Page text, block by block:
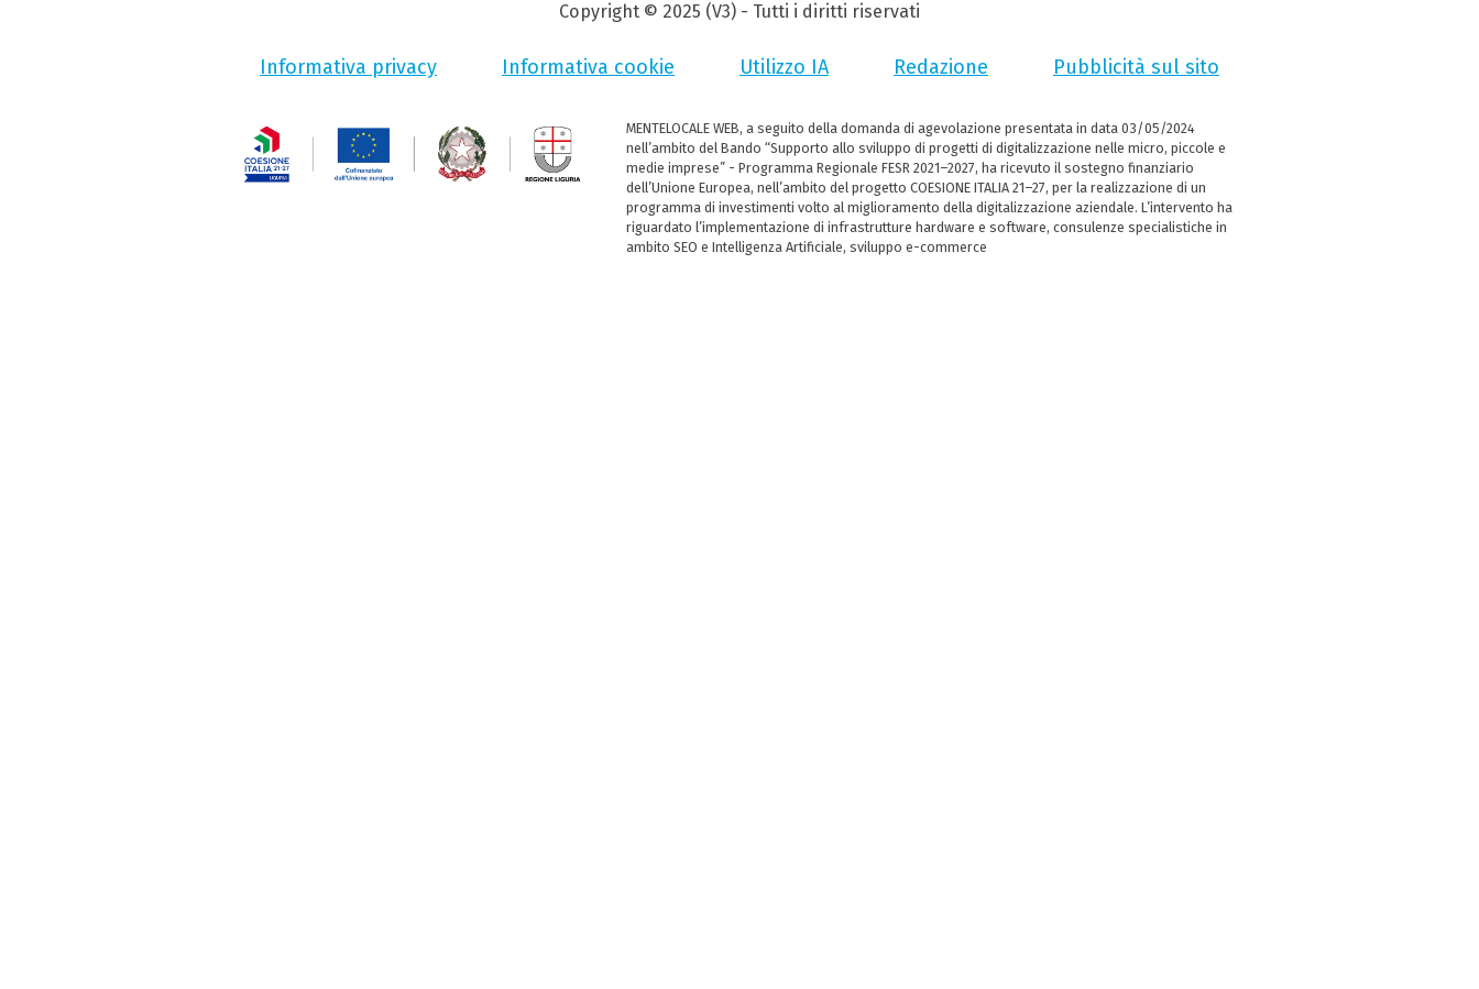
Copyright © 2025 (V3) - Tutti i diritti riservati
Informativa privacy Informativa cookie Utilizzo IA Redazione Pubblicità sul sito
MENTELOCALE WEB, a seguito della domanda di agevolazione presentata in data 03/05/2024
nell’ambito del Bando “Supporto allo sviluppo di progetti di digitalizzazione nelle micro, piccole e
medie imprese” - Programma Regionale FESR 2021–2027, ha ricevuto il sostegno finanziario
dell’Unione Europea, nell’ambito del progetto COESIONE ITALIA 21–27, per la realizzazione di un
programma di investimenti volto al miglioramento della digitalizzazione aziendale. L’intervento ha
riguardato l’implementazione di infrastrutture hardware e software, consulenze specialistiche in
ambito SEO e Intelligenza Artificiale, sviluppo e-commerce